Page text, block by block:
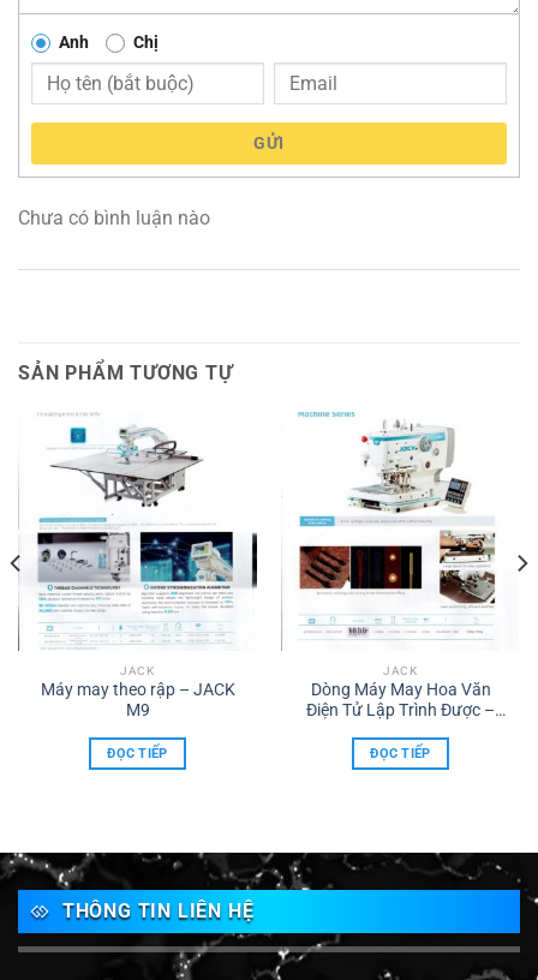
Anh Chị
GỬI
Chưa có bình luận nào
SẢN PHẨM TƯƠNG TỰ
JACK
Máy may theo rập – JACK
M9
ĐỌC TIẾP
JACK
Dòng Máy May Hoa Văn
Điện Tử Lập Trình Được –
ĐỌC TIẾP
THÔNG TIN LIÊN HỆ